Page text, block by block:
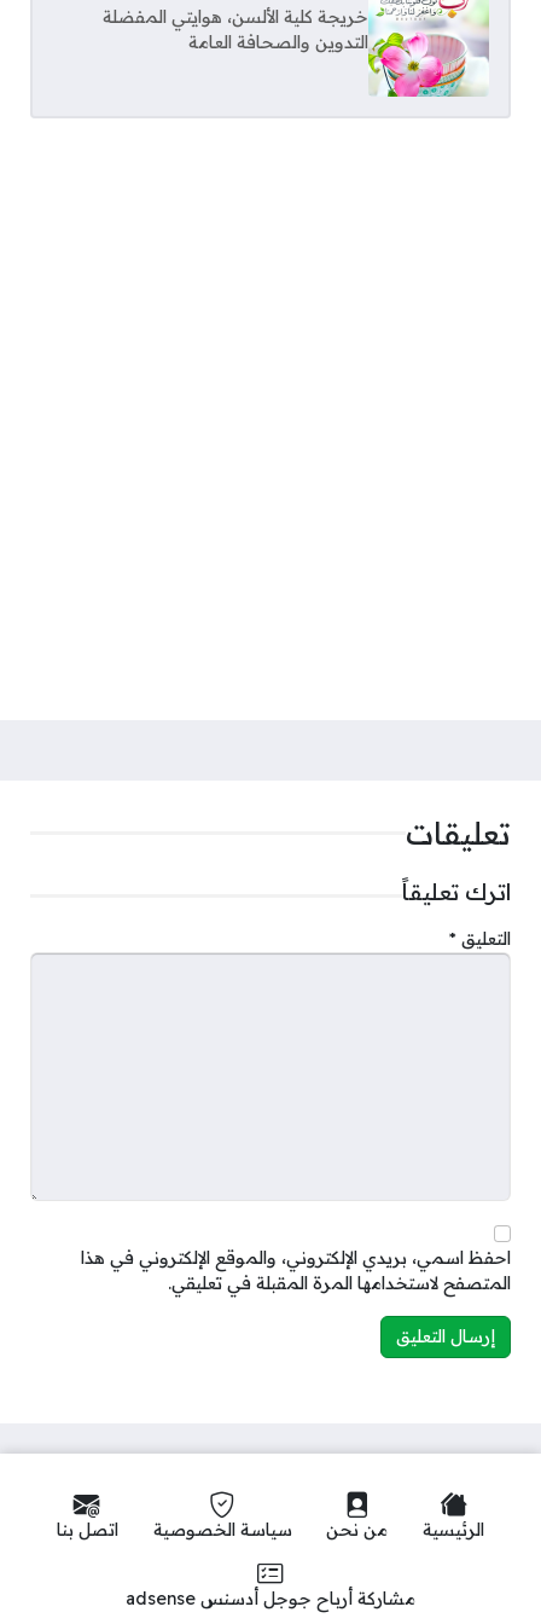
خريجة كلية الألسن، هوايتي المفضلة
التدوين والصحافة العامة
تعليقات
اترك تعليقاً
التعليق *
احفظ اسمي، بريدي الإلكتروني، والموقع الإلكتروني في هذا
المتصفح لاستخدامها المرة المقبلة في تعليقي.
الرئيسية من نحن سياسة الخصوصية اتصل بنا
مشاركة أرباح جوجل أدسنس adsense